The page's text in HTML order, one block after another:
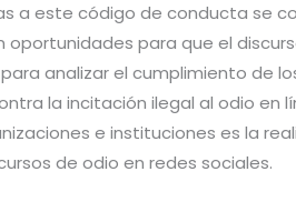
a este código de conducta se
para que el
analizar el cumplimiento de
la incitación ilegal al odio en
e instituciones es la
de odio en redes sociales.